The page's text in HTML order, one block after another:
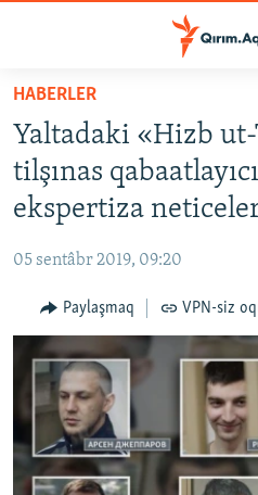
Esas
qaytmaq
Baş
navigatsiyağa
qaytmaq
Qıdıruvğa
HABERLER
SİYASET
İQTİSADİYAT
MEDENİYET
İNSAN AQLARI
VİDEO
SÜRET
BLOGLAR
FİKİR
HABERLER
Yaltadaki «Hizb ut-
tilşınas
ekspertiza
05 sentâbr 2019, 09:20
Paylaşmaq VPN-siz